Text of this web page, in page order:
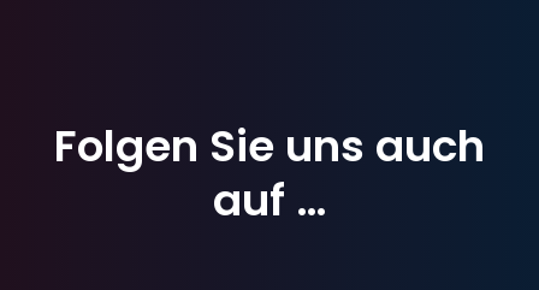
Folgen Sie uns auch
auf …